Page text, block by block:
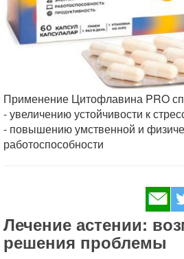
Применение Цитофлавина PRO
- увеличению устойчивости к
- повышению умственной и
работоспособности
Лечение астении:
решения проблемы